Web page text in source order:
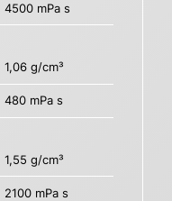
4500 mPa s
1,06 g/cm³
480 mPa s
1,55 g/cm³
2100 mPa s